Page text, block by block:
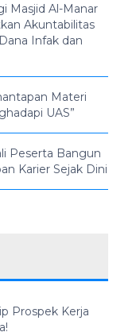
Masjid Al-Manar
Akuntabilitas
Infak dan
Materi
UAS”
Peserta Bangun
Karier Sejak Dini
Prospek Kerja